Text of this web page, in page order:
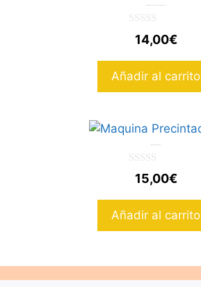
5
14,00€
Añadir al carrito
5
15,00€
Añadir al carrito